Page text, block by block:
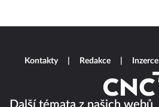
Kontakty Redakce Inzerce